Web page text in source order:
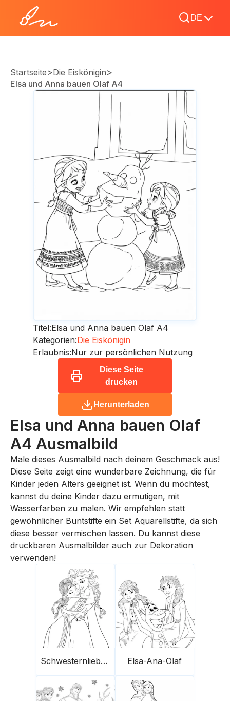
DE
Startseite>Die Eiskönigin>
Elsa und Anna bauen Olaf A4
Titel:Elsa und Anna bauen Olaf A4
Kategorien:Die Eiskönigin
Erlaubnis:Nur zur persönlichen Nutzung
Diese Seite
drucken
Herunterladen
Elsa und Anna bauen Olaf
A4 Ausmalbild
Male dieses Ausmalbild nach deinem Geschmack aus!
Diese Seite zeigt eine wunderbare Zeichnung, die für
Kinder jeden Alters geeignet ist. Wenn du möchtest,
kannst du deine Kinder dazu ermutigen, mit
Wasserfarben zu malen. Wir empfehlen statt
gewöhnlicher Buntstifte ein Set Aquarellstifte, da sich
diese besser vermischen lassen. Du kannst diese
druckbaren Ausmalbilder auch zur Dekoration
verwenden!
Schwesternliebe-Ana-Elsa Elsa-Ana-Olaf